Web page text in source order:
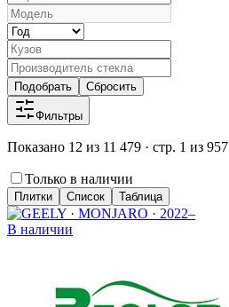
Подобрать Сбросить
Фильтры
Показано 12 из 11 479 · стр. 1 из 957
Только в наличии
Плитки Список Таблица
В наличии